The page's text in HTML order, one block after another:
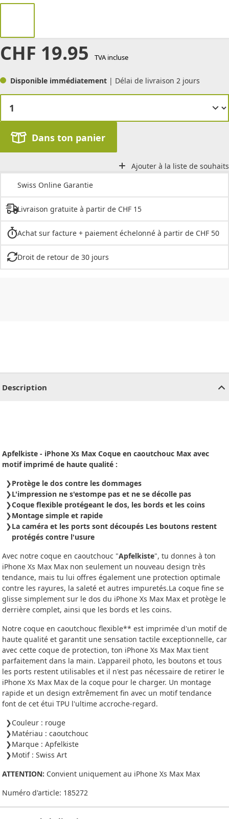
CHF 19.95 TVA incluse
Disponible immédiatement | Délai de livraison 2 jours
Dans ton panier
Ajouter à la liste de souhaits
Swiss Online Garantie
Livraison gratuite à partir de CHF 15
Achat sur facture + paiement échelonné à partir de CHF 50
Droit de retour de 30 jours
Description
Apfelkiste - iPhone Xs Max Coque en caoutchouc Max avec
motif imprimé de haute qualité :
Protège le dos contre les dommages
L'impression ne s'estompe pas et ne se décolle pas
Coque flexible protégeant le dos, les bords et les coins
Montage simple et rapide
La caméra et les ports sont découpés Les boutons restent
protégés contre l'usure
Avec notre coque en caoutchouc "Apfelkiste", tu donnes à ton
iPhone Xs Max Max non seulement un nouveau design très
tendance, mais tu lui offres également une protection optimale
contre les rayures, la saleté et autres impuretés.La coque fine se
glisse simplement sur le dos du iPhone Xs Max Max et protège le
derrière complet, ainsi que les bords et les coins.
Notre coque en caoutchouc flexible** est imprimée d'un motif de
haute qualité et garantit une sensation tactile exceptionnelle, car
avec cette coque de protection, ton iPhone Xs Max Max tient
parfaitement dans la main. L'appareil photo, les boutons et tous
les ports restent utilisables et il n'est pas nécessaire de retirer le
iPhone Xs Max Max de la coque pour le charger. Un montage
rapide et un design extrêmement fin avec un motif tendance
font de cet étui TPU l'ultime accroche-regard.
Couleur : rouge
Matériau : caoutchouc
Marque : Apfelkiste
Motif : Swiss Art
ATTENTION: Convient uniquement au iPhone Xs Max Max
Numéro d'article: 185272